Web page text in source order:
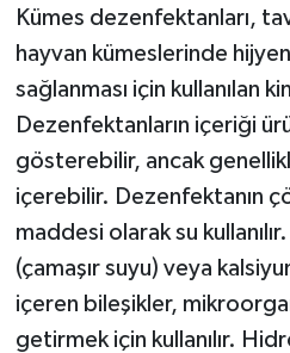
Kümes dezenfektanları,
hayvan kümeslerinde
sağlanması için kullanılan
Dezenfektanların içeriği
gösterebilir, ancak
içerebilir. Dezenfektanın
maddesi olarak su
(çamaşır suyu) veya
içeren bileşikler,
getirmek için kullanılır.